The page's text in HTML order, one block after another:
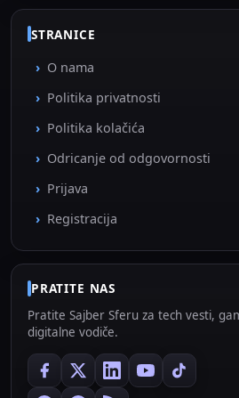
STRANICE
O nama
Politika privatnosti
Politika kolačića
Odricanje od odgovornosti
Prijava
Registracija
PRATITE NAS
Pratite Sajber Sferu za tech vesti,
digitalne vodiče.